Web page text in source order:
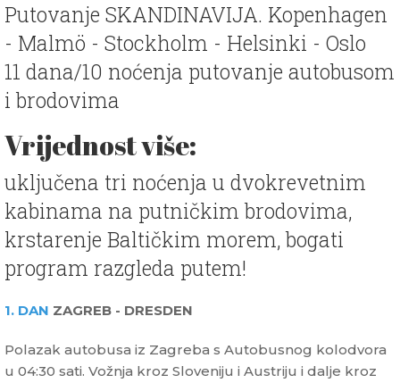
Putovanje SKANDINAVIJA. Kopenhagen
- Malmö - Stockholm - Helsinki - Oslo
11 dana/10 noćenja putovanje autobusom
i brodovima
Vrijednost više:
uključena tri noćenja u dvokrevetnim
kabinama na putničkim brodovima,
krstarenje Baltičkim morem, bogati
program razgleda putem!
1. DAN ZAGREB - DRESDEN
Polazak autobusa iz Zagreba s Autobusnog kolodvora
u 04:30 sati. Vožnja kroz Sloveniju i Austriju i dalje kroz